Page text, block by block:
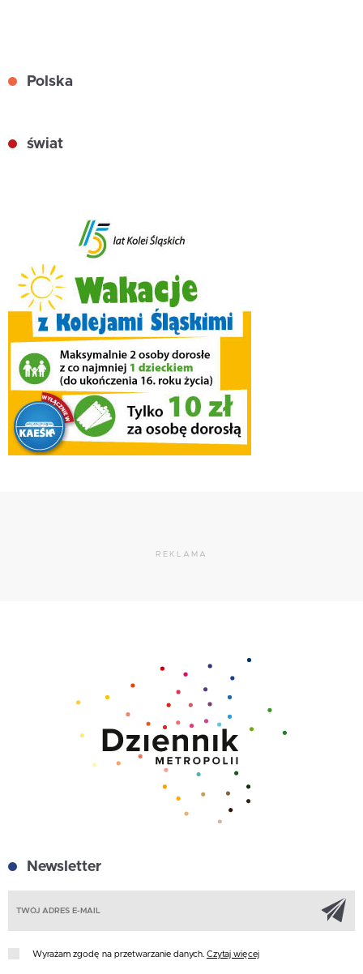
Polska
świat
REKLAMA
Newsletter
Wyrażam zgodę na przetwarzanie danych. Czytaj więcej